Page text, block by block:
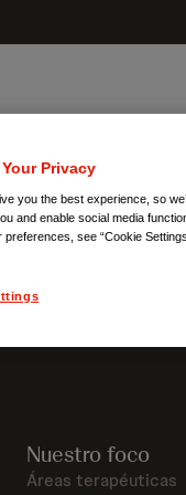
Nuestro foco
Áreas terapéuticas
Privacy
you the best experience, so
and enable social media
preferences, see “Cookie